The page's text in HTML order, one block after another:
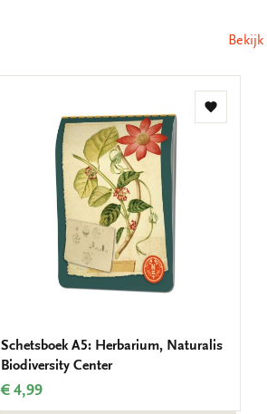
Toevoegen
Schetsboek A5: Herbarium, Naturalis
Biodiversity Center
€ 4,99